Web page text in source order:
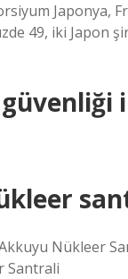
Japonya,
49, iki Japon
Nükleer
Santrali